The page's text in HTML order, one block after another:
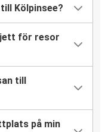
Kölpinsee?
för resor
till
på min